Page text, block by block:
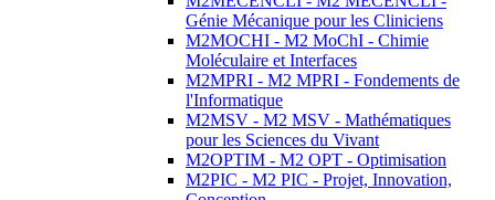
Génie Mécanique pour les Cliniciens
M2MOCHI - M2 MoChI - Chimie
Moléculaire et Interfaces
M2MPRI - M2 MPRI - Fondements de
l'Informatique
M2MSV - M2 MSV - Mathématiques
pour les Sciences du Vivant
M2OPTIM - M2 OPT - Optimisation
M2PIC - M2 PIC - Projet, Innovation,